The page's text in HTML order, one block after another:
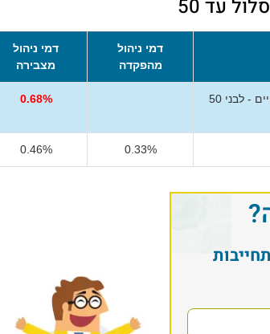
דמי ניהול
מהפקדה
דמי ניהול
מצבירה
אלפא מור קופת גמל לחיסכון, קופת גמל לתגמולים וקופת גמל אישית לפיצויים - לבני 50
0.68%
0.33%
0.46%